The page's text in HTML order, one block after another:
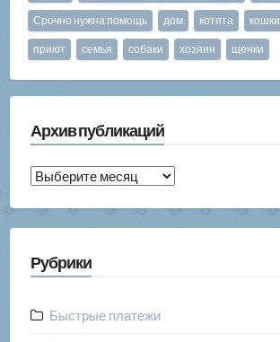
Срочно нужна помощь дом котята кошки
приют семья собаки хозяин щенки
Архив публикаций
Архив
Рубрики
Быстрые платежи